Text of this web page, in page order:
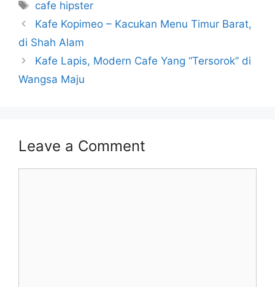
Tags
cafe hipster
Kafe Kopimeo – Kacukan Menu Timur Barat,
di Shah Alam
Kafe Lapis, Modern Cafe Yang “Tersorok” di
Wangsa Maju
Leave a Comment